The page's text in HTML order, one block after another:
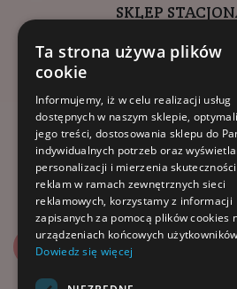
SKLEP
ul. Wadowicka 6,
Kompleks
godziny
9:00 - 18:00
10:00 - 14:00
Zapisz się naNEWSLETTER
Zapisz się
Ta strona używa plików
cookie
Informujemy, iż w celu realizacji usług
dostępnych w naszym sklepie,
jego treści, dostosowania sklepu do
indywidualnych potrzeb oraz
personalizacji i mierzenia skuteczności
reklam w ramach zewnętrznych sieci
reklamowych, korzystamy z informacji
zapisanych za pomocą plików cookies
urządzeniach końcowych
Dowiedz się więcej